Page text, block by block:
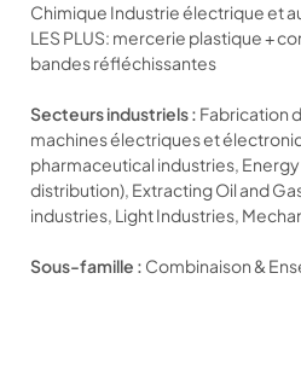
Chimique Industrie électrique et
LES PLUS: mercerie plastique +
bandes réfléchissantes
Secteurs industriels : Fabrication
machines électriques et
pharmaceutical industries,
distribution), Extracting Oil and
industries, Light Industries,
Sous-famille : Combinaison &